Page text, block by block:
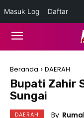
Beranda DAERAH
Bupati Zahir
Sungai
DAERAH By
Masuk Log Daftar